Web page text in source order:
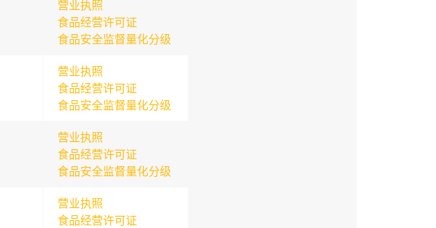
营业执照
食品经营许可证
食品安全监督量化分级
营业执照
食品经营许可证
食品安全监督量化分级
营业执照
食品经营许可证
食品安全监督量化分级
营业执照
食品经营许可证